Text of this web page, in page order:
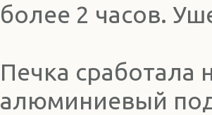
более 2 часов.
Печка сработала
алюминиевый